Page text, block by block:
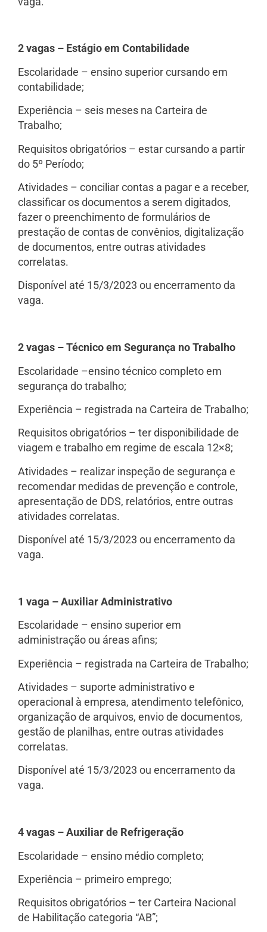
2 vagas – Estágio em Contabilidade
Escolaridade – ensino superior cursando em
contabilidade;
Experiência – seis meses na Carteira de
Trabalho;
Requisitos obrigatórios – estar cursando a partir
do 5º Período;
Atividades – conciliar contas a pagar e a receber,
classificar os documentos a serem digitados,
fazer o preenchimento de formulários de
prestação de contas de convênios, digitalização
de documentos, entre outras atividades
correlatas.
Disponível até 15/3/2023 ou encerramento da
vaga.
2 vagas – Técnico em Segurança no Trabalho
Escolaridade –ensino técnico completo em
segurança do trabalho;
Experiência – registrada na Carteira de Trabalho;
Requisitos obrigatórios – ter disponibilidade de
viagem e trabalho em regime de escala 12×8;
Atividades – realizar inspeção de segurança e
recomendar medidas de prevenção e controle,
apresentação de DDS, relatórios, entre outras
atividades correlatas.
Disponível até 15/3/2023 ou encerramento da
vaga.
1 vaga – Auxiliar Administrativo
Escolaridade – ensino superior em
administração ou áreas afins;
Experiência – registrada na Carteira de Trabalho;
Atividades – suporte administrativo e
operacional à empresa, atendimento telefônico,
organização de arquivos, envio de documentos,
gestão de planilhas, entre outras atividades
correlatas.
Disponível até 15/3/2023 ou encerramento da
vaga.
4 vagas – Auxiliar de Refrigeração
Escolaridade – ensino médio completo;
Experiência – primeiro emprego;
Requisitos obrigatórios – ter Carteira Nacional
de Habilitação categoria “AB”;